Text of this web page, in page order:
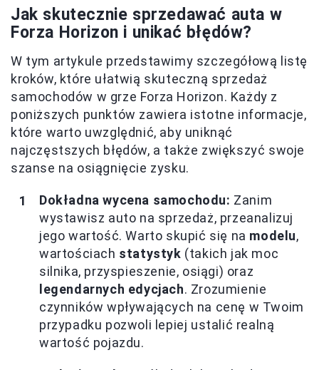
Jak skutecznie sprzedawać auta w
Forza Horizon i unikać błędów?
W tym artykule przedstawimy szczegółową listę
kroków, które ułatwią skuteczną sprzedaż
samochodów w grze Forza Horizon. Każdy z
poniższych punktów zawiera istotne informacje,
które warto uwzględnić, aby uniknąć
najczęstszych błędów, a także zwiększyć swoje
szanse na osiągnięcie zysku.
Dokładna wycena samochodu: Zanim
wystawisz auto na sprzedaż, przeanalizuj
jego wartość. Warto skupić się na modelu,
wartościach statystyk (takich jak moc
silnika, przyspieszenie, osiągi) oraz
legendarnych edycjach. Zrozumienie
czynników wpływających na cenę w Twoim
przypadku pozwoli lepiej ustalić realną
wartość pojazdu.